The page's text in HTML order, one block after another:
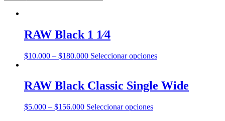
RAW Black 1 1⁄4
$10.000 – $180.000 Seleccionar opcionesEste
múltiples
variantes.
RAW Black Classic Single Wide
$5.000 – $156.000 Seleccionar opcionesEste